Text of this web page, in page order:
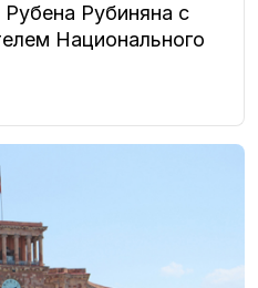
Рубиняна с
Национального